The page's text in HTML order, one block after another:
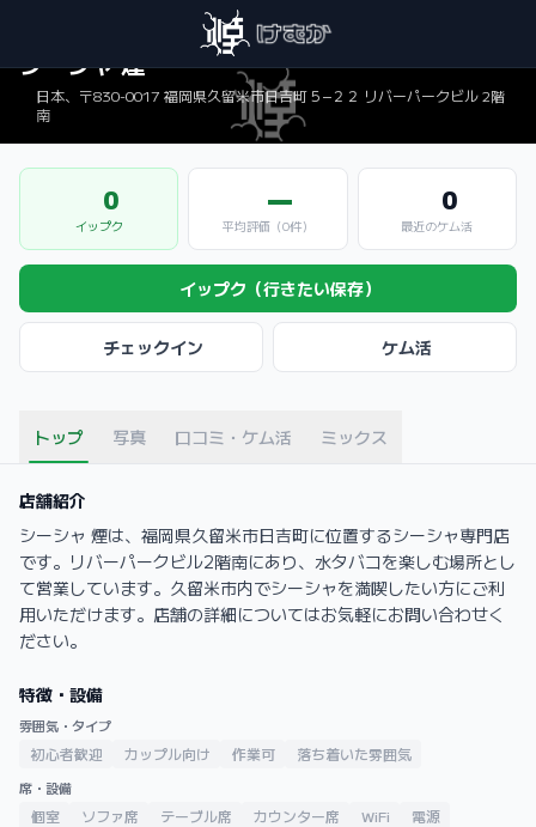
シーシャ 煙
日本、〒830-0017 福岡県久留米市日吉町５−２２ リバーパークビル 2階
南
0
イップク
—
平均評価（0件）
0
最近のケム活
イップク（行きたい保存）
チェックイン ケム活
トップ 写真 口コミ・ケム活 ミックス
店舗紹介
シーシャ 煙は、福岡県久留米市日吉町に位置するシーシャ専門店
です。リバーパークビル2階南にあり、水タバコを楽しむ場所とし
て営業しています。久留米市内でシーシャを満喫したい方にご利
用いただけます。店舗の詳細についてはお気軽にお問い合わせく
ださい。
特徴・設備
雰囲気・タイプ
初心者歓迎 カップル向け 作業可 落ち着いた雰囲気
席・設備
個室 ソファ席 テーブル席 カウンター席 WiFi
電源